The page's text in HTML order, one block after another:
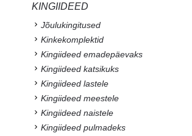
KINGIIDEED
Jõulukingitused
Kinkekomplektid
Kingiideed emadepäevaks
Kingiideed katsikuks
Kingiideed lastele
Kingiideed meestele
Kingiideed naistele
Kingiideed pulmadeks